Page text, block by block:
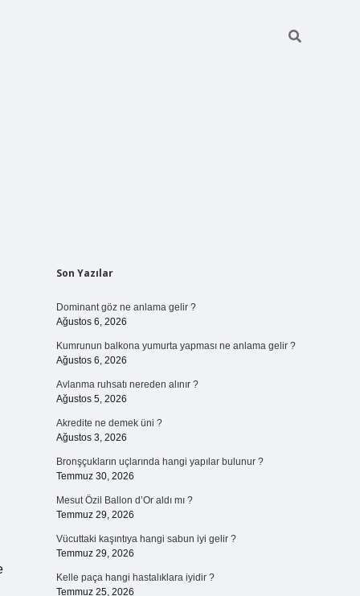
Sidebar
Son Yazılar
Dominant göz ne anlama gelir ?
Ağustos 6, 2026
Kumrunun balkona yumurta yapması ne anlama gelir ?
Ağustos 6, 2026
Avlanma ruhsatı nereden alınır ?
Ağustos 5, 2026
Akredite ne demek üni ?
Ağustos 3, 2026
Bronşçukların uçlarında hangi yapılar bulunur ?
Temmuz 30, 2026
Mesut Özil Ballon d’Or aldı mı ?
Temmuz 29, 2026
Vücuttaki kaşıntıya hangi sabun iyi gelir ?
Temmuz 29, 2026
Kelle paça hangi hastalıklara iyidir ?
Temmuz 25, 2026